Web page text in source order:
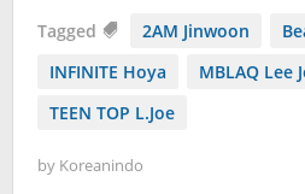
Tagged 2AM Jinwoon
INFINITE Hoya
MBLAQ Lee
TEEN TOP L.Joe
by Koreanindo